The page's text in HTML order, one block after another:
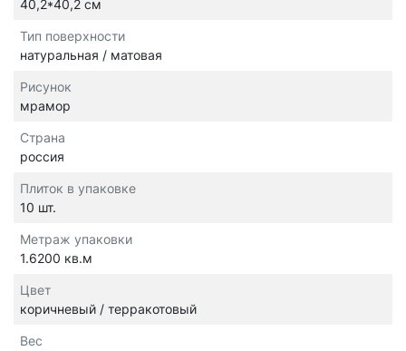
40,2*40,2 см
Тип поверхности
натуральная / матовая
Рисунок
мрамор
Страна
россия
Плиток в упаковке
10 шт.
Метраж упаковки
1.6200 кв.м
Цвет
коричневый / терракотовый
Вес